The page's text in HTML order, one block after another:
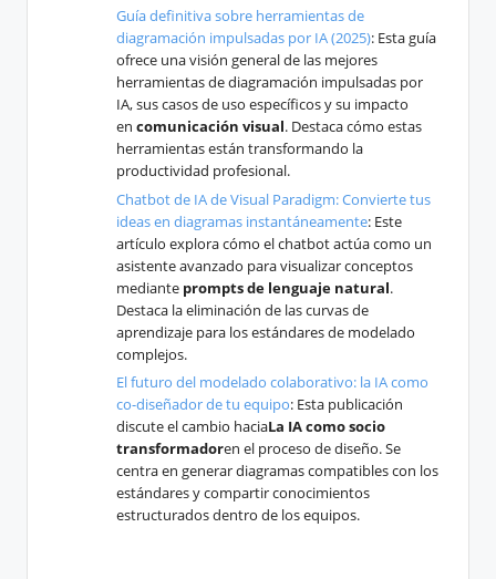
Guía definitiva sobre herramientas de
diagramación impulsadas por IA (2025): Esta guía
ofrece una visión general de las mejores
herramientas de diagramación impulsadas por
IA, sus casos de uso específicos y su impacto
en comunicación visual. Destaca cómo estas
herramientas están transformando la
productividad profesional.
Chatbot de IA de Visual Paradigm: Convierte tus
ideas en diagramas instantáneamente: Este
artículo explora cómo el chatbot actúa como un
asistente avanzado para visualizar conceptos
mediante prompts de lenguaje natural.
Destaca la eliminación de las curvas de
aprendizaje para los estándares de modelado
complejos.
El futuro del modelado colaborativo: la IA como
co-diseñador de tu equipo: Esta publicación
discute el cambio haciaLa IA como socio
transformadoren el proceso de diseño. Se
centra en generar diagramas compatibles con los
estándares y compartir conocimientos
estructurados dentro de los equipos.